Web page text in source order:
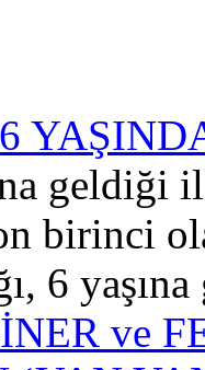
geldiği
birinci
6